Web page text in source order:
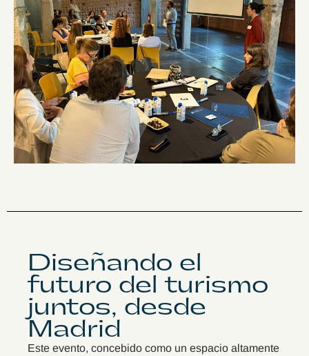
Diseñando el
futuro del turismo
juntos, desde
Madrid
Este evento, concebido como un espacio altamente